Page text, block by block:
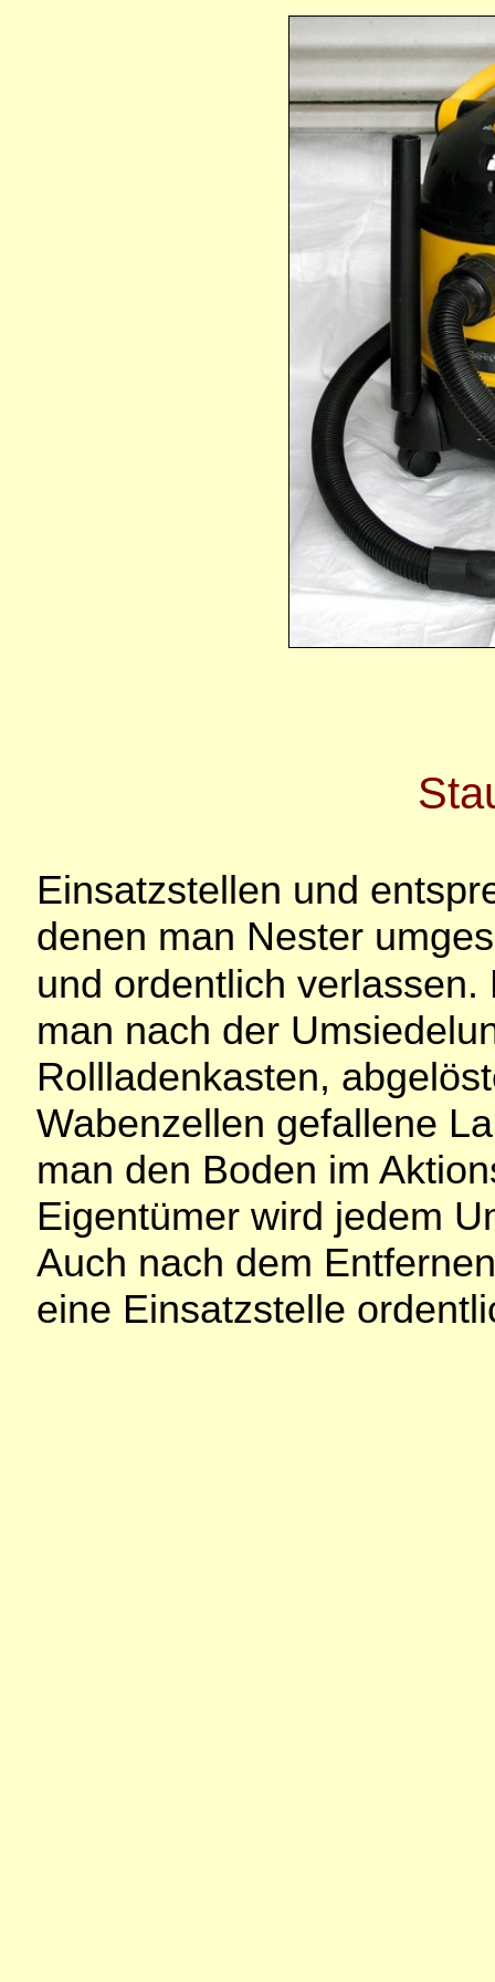
Einsatzstellen und
denen man Nester
und ordentlich
man nach der
Rollladenkasten,
Wabenzellen gefallene
man den Boden im
Eigentümer wird jedem
Auch nach dem
eine Einsatzstelle